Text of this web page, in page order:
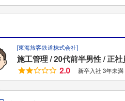
[東海旅客鉄道株式会社]
施工管理 20代前半男性 正社
2.0
新卒入社 3年未